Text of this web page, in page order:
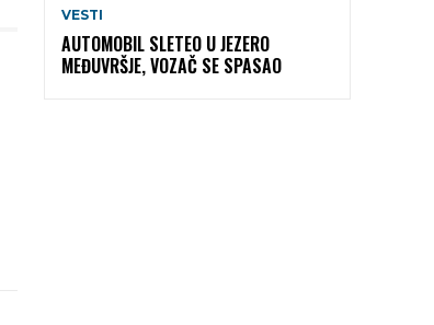
VESTI
AUTOMOBIL SLETEO U JEZERO
MEĐUVRŠJE, VOZAČ SE SPASAO